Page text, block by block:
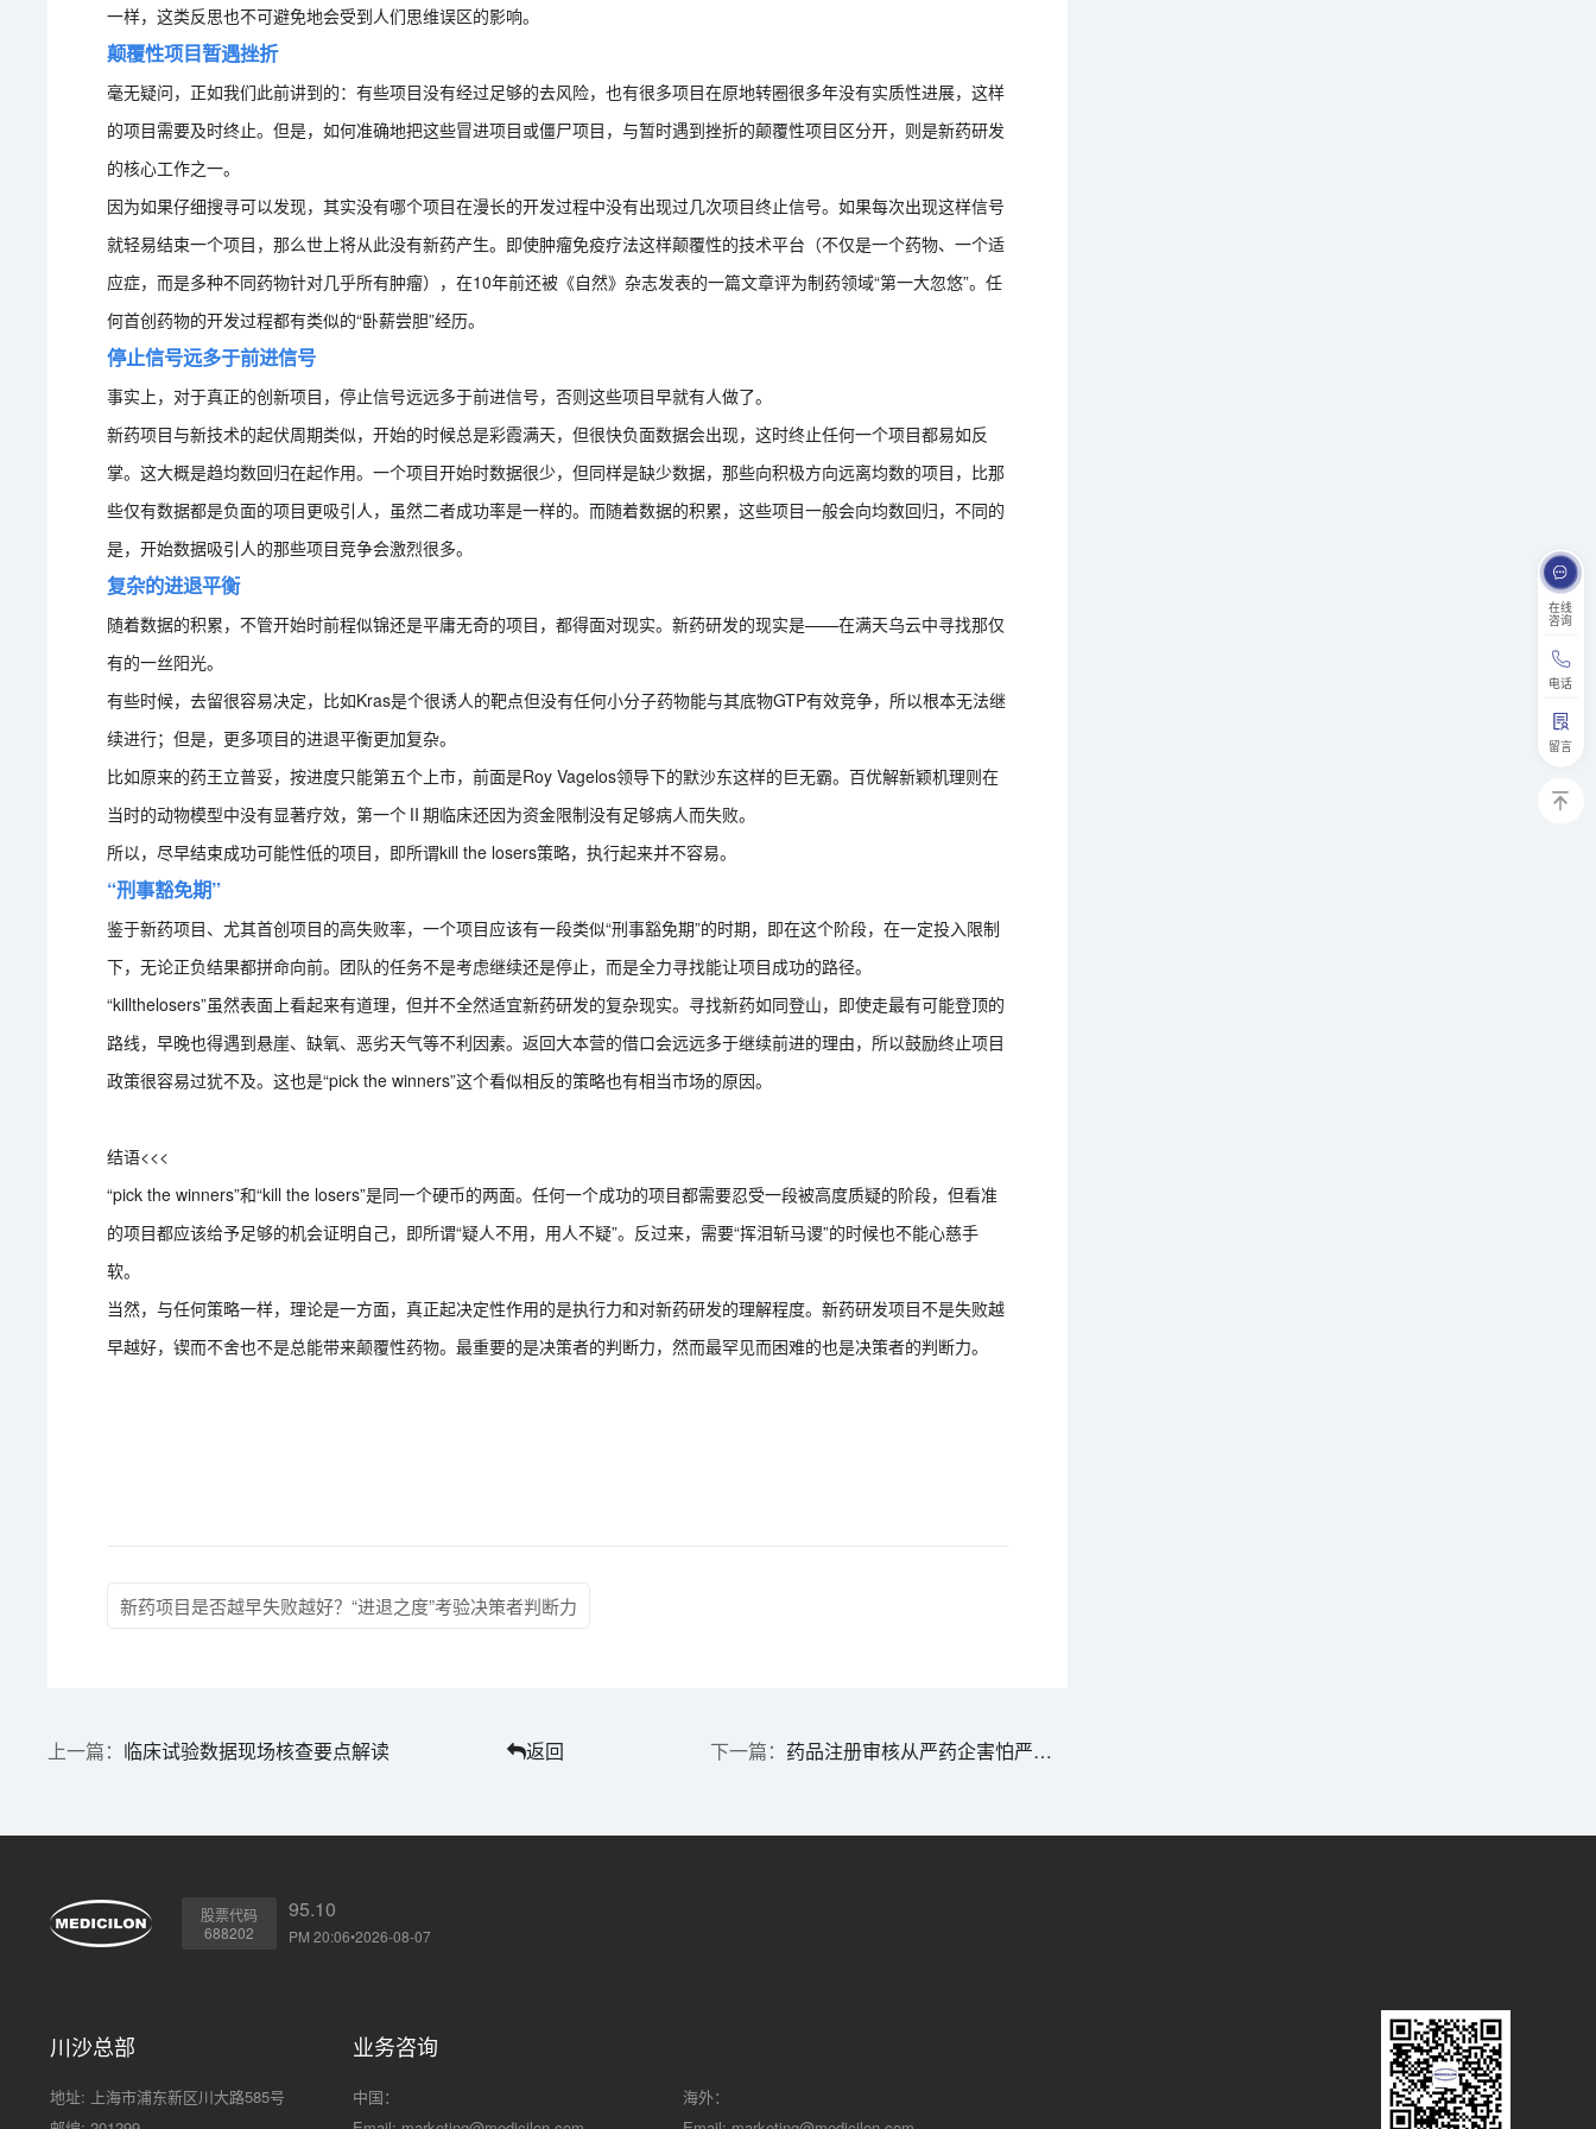
在线
咨询
电话
留言
一样，这类反思也不可避免地会受到人们思维误区的影响。
颠覆性项目暂遇挫折
毫无疑问，正如我们此前讲到的：有些项目没有经过足够的去风险，也有很多项目在原地转圈很多年没有实质性进展，这样
的项目需要及时终止。但是，如何准确地把这些冒进项目或僵尸项目，与暂时遇到挫折的颠覆性项目区分开，则是新药研发
的核心工作之一。
因为如果仔细搜寻可以发现，其实没有哪个项目在漫长的开发过程中没有出现过几次项目终止信号。如果每次出现这样信号
就轻易结束一个项目，那么世上将从此没有新药产生。即使肿瘤免疫疗法这样颠覆性的技术平台（不仅是一个药物、一个适
应症，而是多种不同药物针对几乎所有肿瘤），在10年前还被《自然》杂志发表的一篇文章评为制药领域“第一大忽悠”。任
何首创药物的开发过程都有类似的“卧薪尝胆”经历。
停止信号远多于前进信号
事实上，对于真正的创新项目，停止信号远远多于前进信号，否则这些项目早就有人做了。
新药项目与新技术的起伏周期类似，开始的时候总是彩霞满天，但很快负面数据会出现，这时终止任何一个项目都易如反
掌。这大概是趋均数回归在起作用。一个项目开始时数据很少，但同样是缺少数据，那些向积极方向远离均数的项目，比那
些仅有数据都是负面的项目更吸引人，虽然二者成功率是一样的。而随着数据的积累，这些项目一般会向均数回归，不同的
是，开始数据吸引人的那些项目竞争会激烈很多。
复杂的进退平衡
随着数据的积累，不管开始时前程似锦还是平庸无奇的项目，都得面对现实。新药研发的现实是——在满天乌云中寻找那仅
有的一丝阳光。
有些时候，去留很容易决定，比如Kras是个很诱人的靶点但没有任何小分子药物能与其底物GTP有效竞争，所以根本无法继
续进行；但是，更多项目的进退平衡更加复杂。
比如原来的药王立普妥，按进度只能第五个上市，前面是Roy Vagelos领导下的默沙东这样的巨无霸。百优解新颖机理则在
当时的动物模型中没有显著疗效，第一个Ⅱ期临床还因为资金限制没有足够病人而失败。
所以，尽早结束成功可能性低的项目，即所谓kill the losers策略，执行起来并不容易。
“刑事豁免期”
鉴于新药项目、尤其首创项目的高失败率，一个项目应该有一段类似“刑事豁免期”的时期，即在这个阶段，在一定投入限制
下，无论正负结果都拼命向前。团队的任务不是考虑继续还是停止，而是全力寻找能让项目成功的路径。
“killthelosers”虽然表面上看起来有道理，但并不全然适宜新药研发的复杂现实。寻找新药如同登山，即使走最有可能登顶的
路线，早晚也得遇到悬崖、缺氧、恶劣天气等不利因素。返回大本营的借口会远远多于继续前进的理由，所以鼓励终止项目
政策很容易过犹不及。这也是“pick the winners”这个看似相反的策略也有相当市场的原因。
结语<<<
“pick the winners”和“kill the losers”是同一个硬币的两面。任何一个成功的项目都需要忍受一段被高度质疑的阶段，但看准
的项目都应该给予足够的机会证明自己，即所谓“疑人不用，用人不疑”。反过来，需要“挥泪斩马谡”的时候也不能心慈手
软。
当然，与任何策略一样，理论是一方面，真正起决定性作用的是执行力和对新药研发的理解程度。新药研发项目不是失败越
早越好，锲而不舍也不是总能带来颠覆性药物。最重要的是决策者的判断力，然而最罕见而困难的也是决策者的判断力。
新药项目是否越早失败越好？“进退之度”考验决策者判断力
临床试验数据现场核查要点解读 返回 药品注册审核从严药企害怕严惩干脆撤回申请
股票代码
688202
95.10
PM 20:06•2026-08-07
川沙总部
地址: 上海市浦东新区川大路585号
业务咨询
中国：
海外：